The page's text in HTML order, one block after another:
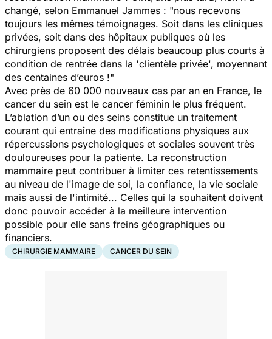
changé, selon Emmanuel Jammes : "nous recevons
toujours les mêmes témoignages. Soit dans les cliniques
privées, soit dans des hôpitaux publiques où les
chirurgiens proposent des délais beaucoup plus courts à
condition de rentrée dans la 'clientèle privée', moyennant
des centaines d’euros !"
Avec près de 60 000 nouveaux cas par an en France, le
cancer du sein est le cancer féminin le plus fréquent.
L’ablation d’un ou des seins constitue un traitement
courant qui entraîne des modifications physiques aux
répercussions psychologiques et sociales souvent très
douloureuses pour la patiente. La reconstruction
mammaire peut contribuer à limiter ces retentissements
au niveau de l'image de soi, la confiance, la vie sociale
mais aussi de l'intimité... Celles qui la souhaitent doivent
donc pouvoir accéder à la meilleure intervention
possible pour elle sans freins géographiques ou
financiers.
CHIRURGIE MAMMAIRE CANCER DU SEIN